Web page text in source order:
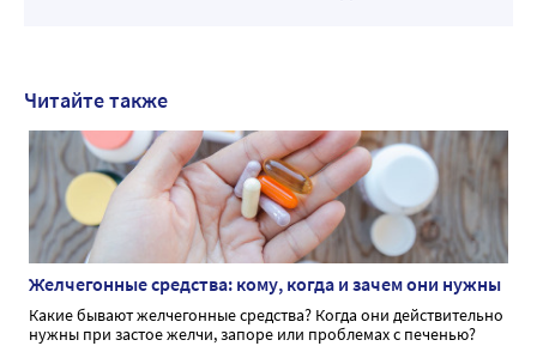
Читайте также
Желчегонные средства: кому, когда и зачем они нужны
Какие бывают желчегонные средства? Когда они действительно
нужны при застое желчи, запоре или проблемах с печенью?